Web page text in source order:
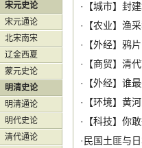
·【城市】 封
·【农业】 渔
·【外经】 鸦
·【商贸】 清
·【外经】 谁
·【环境】 黄
·【科技】 你
· 民国土匪与
宋元史论
宋元通论
北宋南宋
辽金西夏
蒙元史论
明清史论
明清通论
明代史论
清代通论